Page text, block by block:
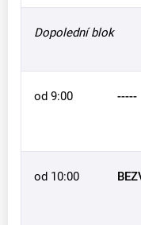
Dopolední blok
od 9:00 -----
od 10:00